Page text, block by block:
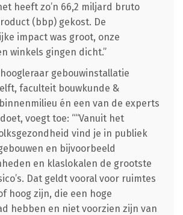
heeft zo’n 66,2 miljard bruto
(bbp) gekost. De
impact was groot, onze
winkels gingen dicht.”
gebouwinstallatie
faculteit bouwkunde &
én een van de experts
voegt toe: ““Vanuit het
vind je in publiek
en bijvoorbeeld
en klaslokalen de grootste
Dat geldt vooral voor ruimtes
hoog zijn, die een hoge
hebben en niet voorzien zijn van